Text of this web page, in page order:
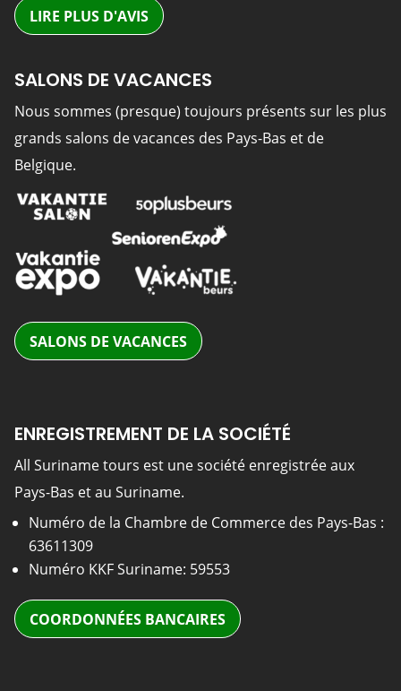
LIRE PLUS D'AVIS
SALONS DE VACANCES
Nous sommes (presque) toujours présents sur les plus
grands salons de vacances des Pays-Bas et de
Belgique.
SALONS DE VACANCES
ENREGISTREMENT DE LA SOCIÉTÉ
All Suriname tours est une société enregistrée aux
Pays-Bas et au Suriname.
Numéro de la Chambre de Commerce des Pays-Bas :
63611309
Numéro KKF Suriname: 59553
COORDONNÉES BANCAIRES